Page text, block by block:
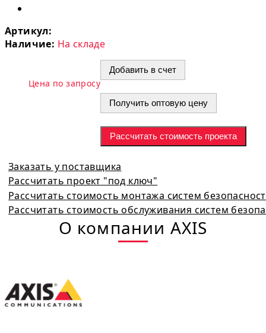
Артикул:
Наличие: На складе
Цена по запросу
Добавить в счет
Получить оптовую цену
Рассчитать стоимость проекта
Заказать у поставщика
Рассчитать проект "под ключ"
Рассчитать стоимость монтажа систем
Рассчитать стоимость обслуживания систем
О компании AXIS